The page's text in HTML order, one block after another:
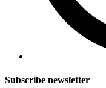
Subscribe newsletter